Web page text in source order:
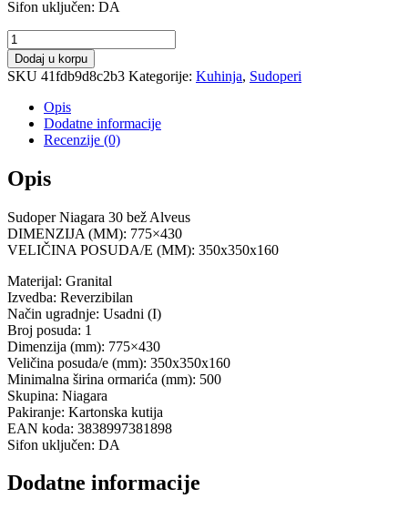
Sifon uključen: DA
Sudoper
Niagara
30
bež
Alveus
količina
Dodaj u korpu
SKU 41fdb9d8c2b3 Kategorije: Kuhinja, Sudoperi
Opis
Dodatne informacije
Recenzije (0)
Opis
Sudoper Niagara 30 bež Alveus
DIMENZIJA (MM): 775×430
VELIČINA POSUDA/E (MM): 350x350x160
Materijal: Granital
Izvedba: Reverzibilan
Način ugradnje: Usadni (I)
Broj posuda: 1
Dimenzija (mm): 775×430
Veličina posuda/e (mm): 350x350x160
Minimalna širina ormarića (mm): 500
Skupina: Niagara
Pakiranje: Kartonska kutija
EAN koda: 3838997381898
Sifon uključen: DA
Dodatne informacije